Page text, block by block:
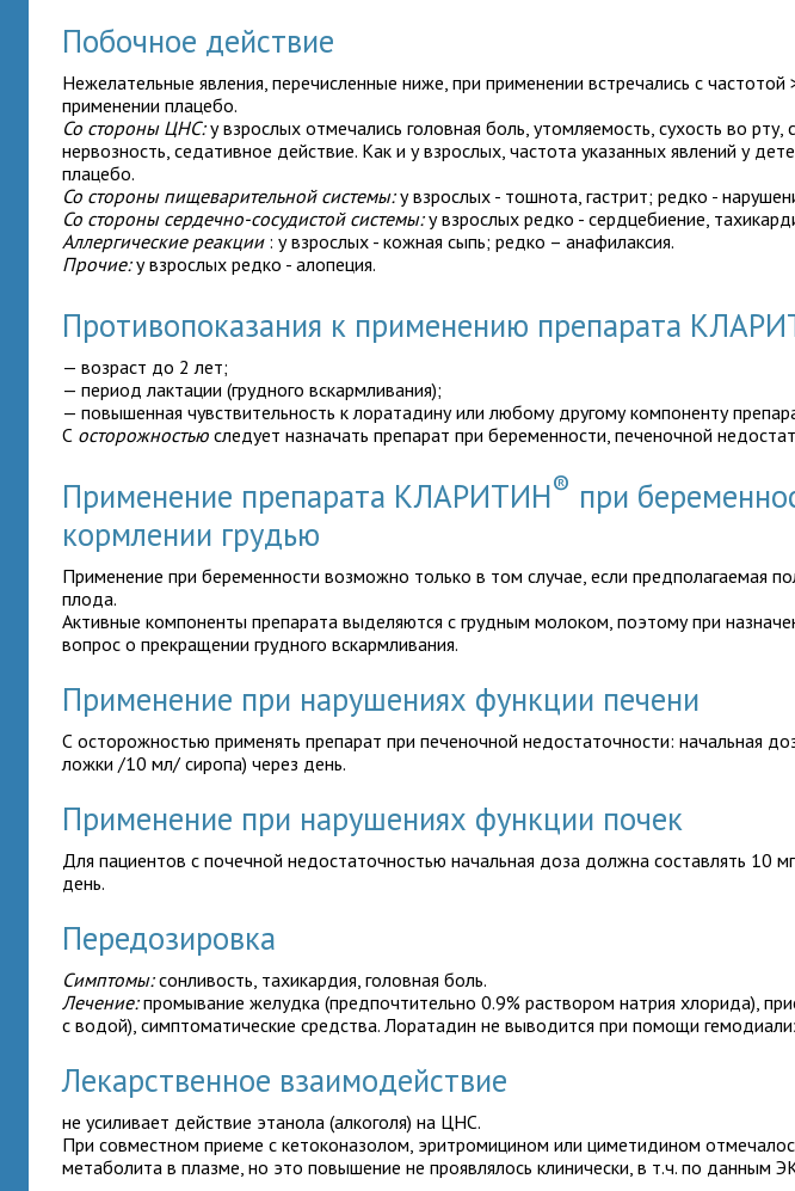
Побочное действие
Нежелательные явления, перечисленные ниже, при применениивстречались с
применении плацебо.
Со стороны ЦНС:у взрослых отмечались головная боль, утомляемость, сухость во
нервозность, седативное действие. Как и у взрослых, частота указанных явлений у
плацебо.
Со стороны пищеварительной системы:у взрослых - тошнота, гастрит; редко -
Со стороны сердечно-сосудистой системы:у взрослых редко - сердцебиение,
Аллергические реакции: у взрослых - кожная сыпь; редко – анафилаксия.
Прочие:у взрослых редко - алопеция.
Противопоказания к применению препарата
— возраст до 2 лет;
— период лактации (грудного вскармливания);
— повышенная чувствительность к лоратадину или любому другому компоненту
С осторожностью следует назначать препарат при беременности, печеночной
Применение препарата КЛАРИТИН® при
кормлении грудью
Применениепри беременности возможно только в том случае, если предполагаемая
плода.
Активные компоненты препарата выделяются с грудным молоком, поэтому при
вопрос о прекращении грудного вскармливания.
Применение при нарушениях функции печени
С осторожностью применять препарат при печеночной недостаточности: начальная
ложки /10 мл/ сиропа) через день.
Применение при нарушениях функции почек
Для пациентов с почечной недостаточностью начальная доза должна составлять 10
день.
Передозировка
Симптомы:сонливость, тахикардия, головная боль.
Лечение:промывание желудка (предпочтительно 0.9% раствором натрия хлорида),
с водой), симптоматические средства. Лоратадин не выводится при помощи
Лекарственное взаимодействие
не усиливает действие этанола (алкоголя) на ЦНС.
При совместном приемес кетоконазолом, эритромицином или циметидином
метаболита в плазме, но это повышение не проявлялось клинически, в т.ч. по данным